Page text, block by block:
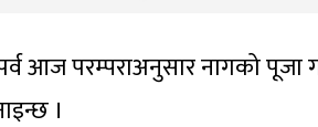
आज परम्पराअनुसार नागको पूजा
।